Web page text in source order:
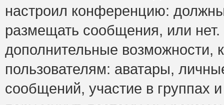
настроил конференцию:
размещать сообщения, или
дополнительные возможности,
пользователям: аватары,
сообщений, участие в группах